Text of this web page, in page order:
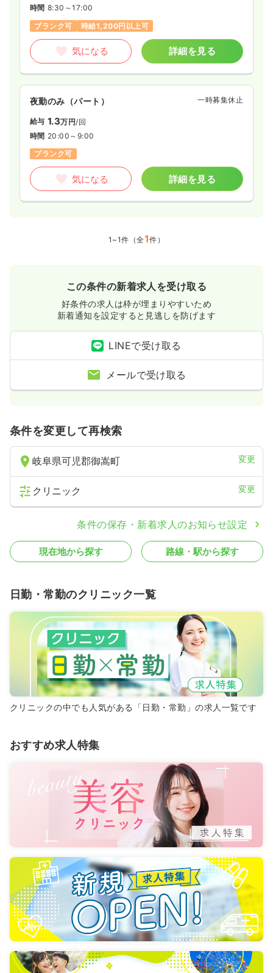
時間 8:30～17:00
ブランク可
時給1,200円以上可
気になる 詳細を見る
夜勤のみ（パート） 一時募集休止
給与 1.3万円/回
時間 20:00～9:00
ブランク可
気になる 詳細を見る
1~1件（全1件）
この条件の新着求人を受け取る
好条件の求人は枠が埋まりやすいため
新着通知を設定すると見逃しを防げます
LINEで受け取る
メールで受け取る
条件を変更して再検索
岐阜県可児郡御嵩町 変更
クリニック 変更
条件の保存・新着求人のお知らせ設定
現在地から探す 路線・駅から探す
日勤・常勤のクリニック一覧
クリニックの中でも人気がある「日勤・常勤」の求人一覧です
おすすめ求人特集